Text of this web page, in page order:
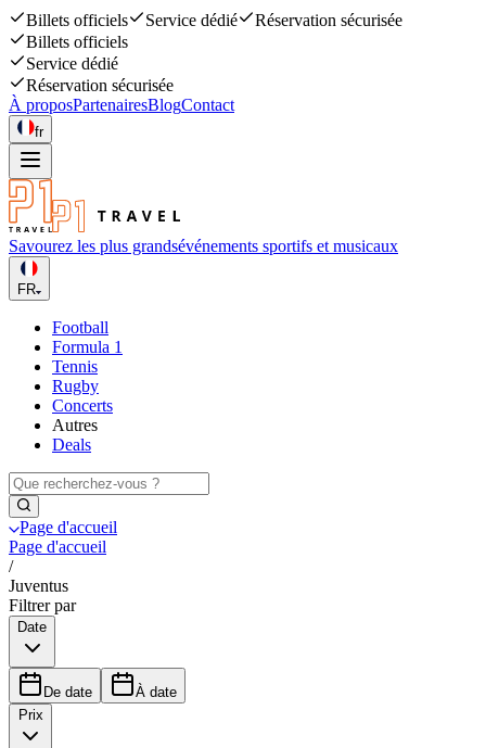
Billets officiels Service dédié
Réservation sécurisée
Billets officiels
Service dédié
Réservation sécurisée
À proposPartenairesBlogContact
fr
Savourez les plus grandsévénements sportifs et musicaux
FR
Football
Formula 1
Tennis
Rugby
Concerts
Autres
Deals
Page d'accueil
Page d'accueil
/
Juventus
Filtrer par
Date
De date
À date
Prix